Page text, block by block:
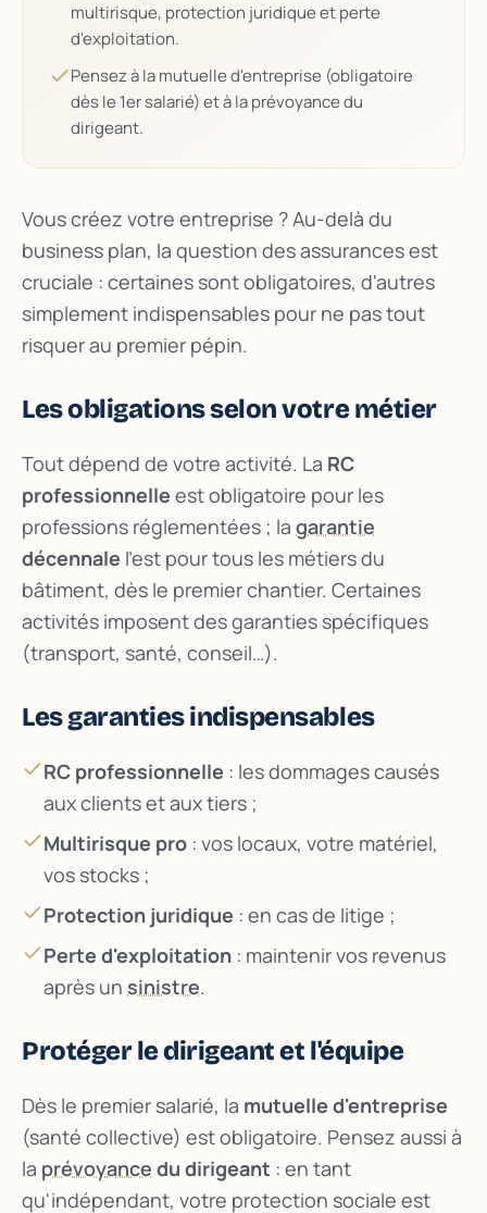
multirisque, protection juridique et perte
d'exploitation.
Pensez à la mutuelle d'entreprise (obligatoire
dès le 1er salarié) et à la prévoyance du
dirigeant.
Vous créez votre entreprise ? Au-delà du
business plan, la question des assurances est
cruciale : certaines sont obligatoires, d'autres
simplement indispensables pour ne pas tout
risquer au premier pépin.
Les obligations selon votre métier
Tout dépend de votre activité. La RC
professionnelle est obligatoire pour les
professions réglementées ; la garantie
décennale l'est pour tous les métiers du
bâtiment, dès le premier chantier. Certaines
activités imposent des garanties spécifiques
(transport, santé, conseil…).
Les garanties indispensables
RC professionnelle : les dommages causés
aux clients et aux tiers ;
Multirisque pro : vos locaux, votre matériel,
vos stocks ;
Protection juridique : en cas de litige ;
Perte d'exploitation : maintenir vos revenus
après un sinistre.
Protéger le dirigeant et l'équipe
Dès le premier salarié, la mutuelle d'entreprise
(santé collective) est obligatoire. Pensez aussi à
la prévoyance du dirigeant : en tant
qu'indépendant, votre protection sociale est